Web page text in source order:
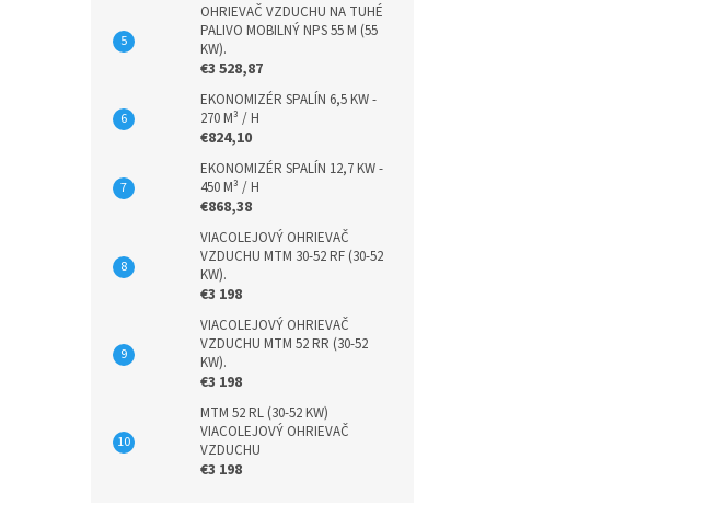
OHRIEVAČ VZDUCHU NA TUHÉ
PALIVO MOBILNÝ NPS 55 M (55
KW).
€3 528,87
EKONOMIZÉR SPALÍN 6,5 KW -
270 M³ / H
€824,10
EKONOMIZÉR SPALÍN 12,7 KW -
450 M³ / H
€868,38
VIACOLEJOVÝ OHRIEVAČ
VZDUCHU MTM 30-52 RF (30-52
KW).
€3 198
VIACOLEJOVÝ OHRIEVAČ
VZDUCHU MTM 52 RR (30-52
KW).
€3 198
MTM 52 RL (30-52 KW)
VIACOLEJOVÝ OHRIEVAČ
VZDUCHU
€3 198